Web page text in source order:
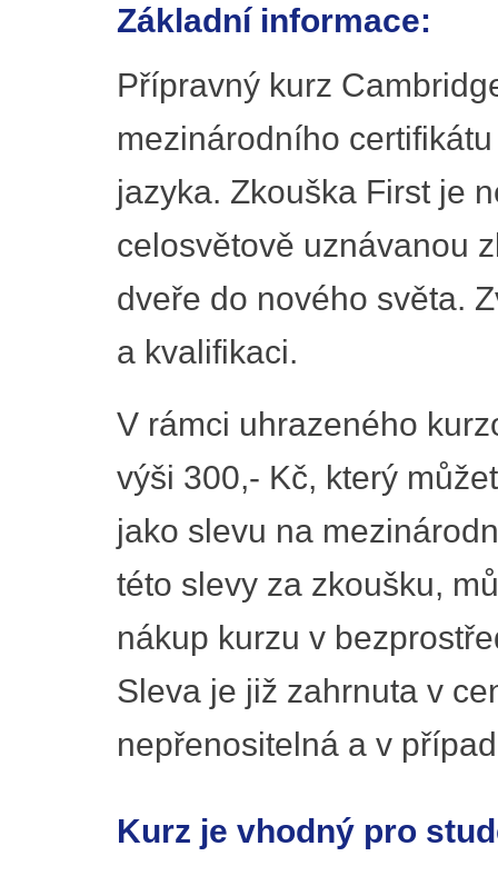
Základní informace:
Přípravný kurz
mezinárodního
jazyka. Zkouška First je
celosvětově uznávanou
dveře do nového světa.
a kvalifikaci.
V rámci uhrazeného
výši 300,- Kč, který
jako slevu na
této slevy za zkoušku,
nákup kurzu v
Sleva je již zahrnuta v
nepřenositelná a v
Kurz je vhodný pro